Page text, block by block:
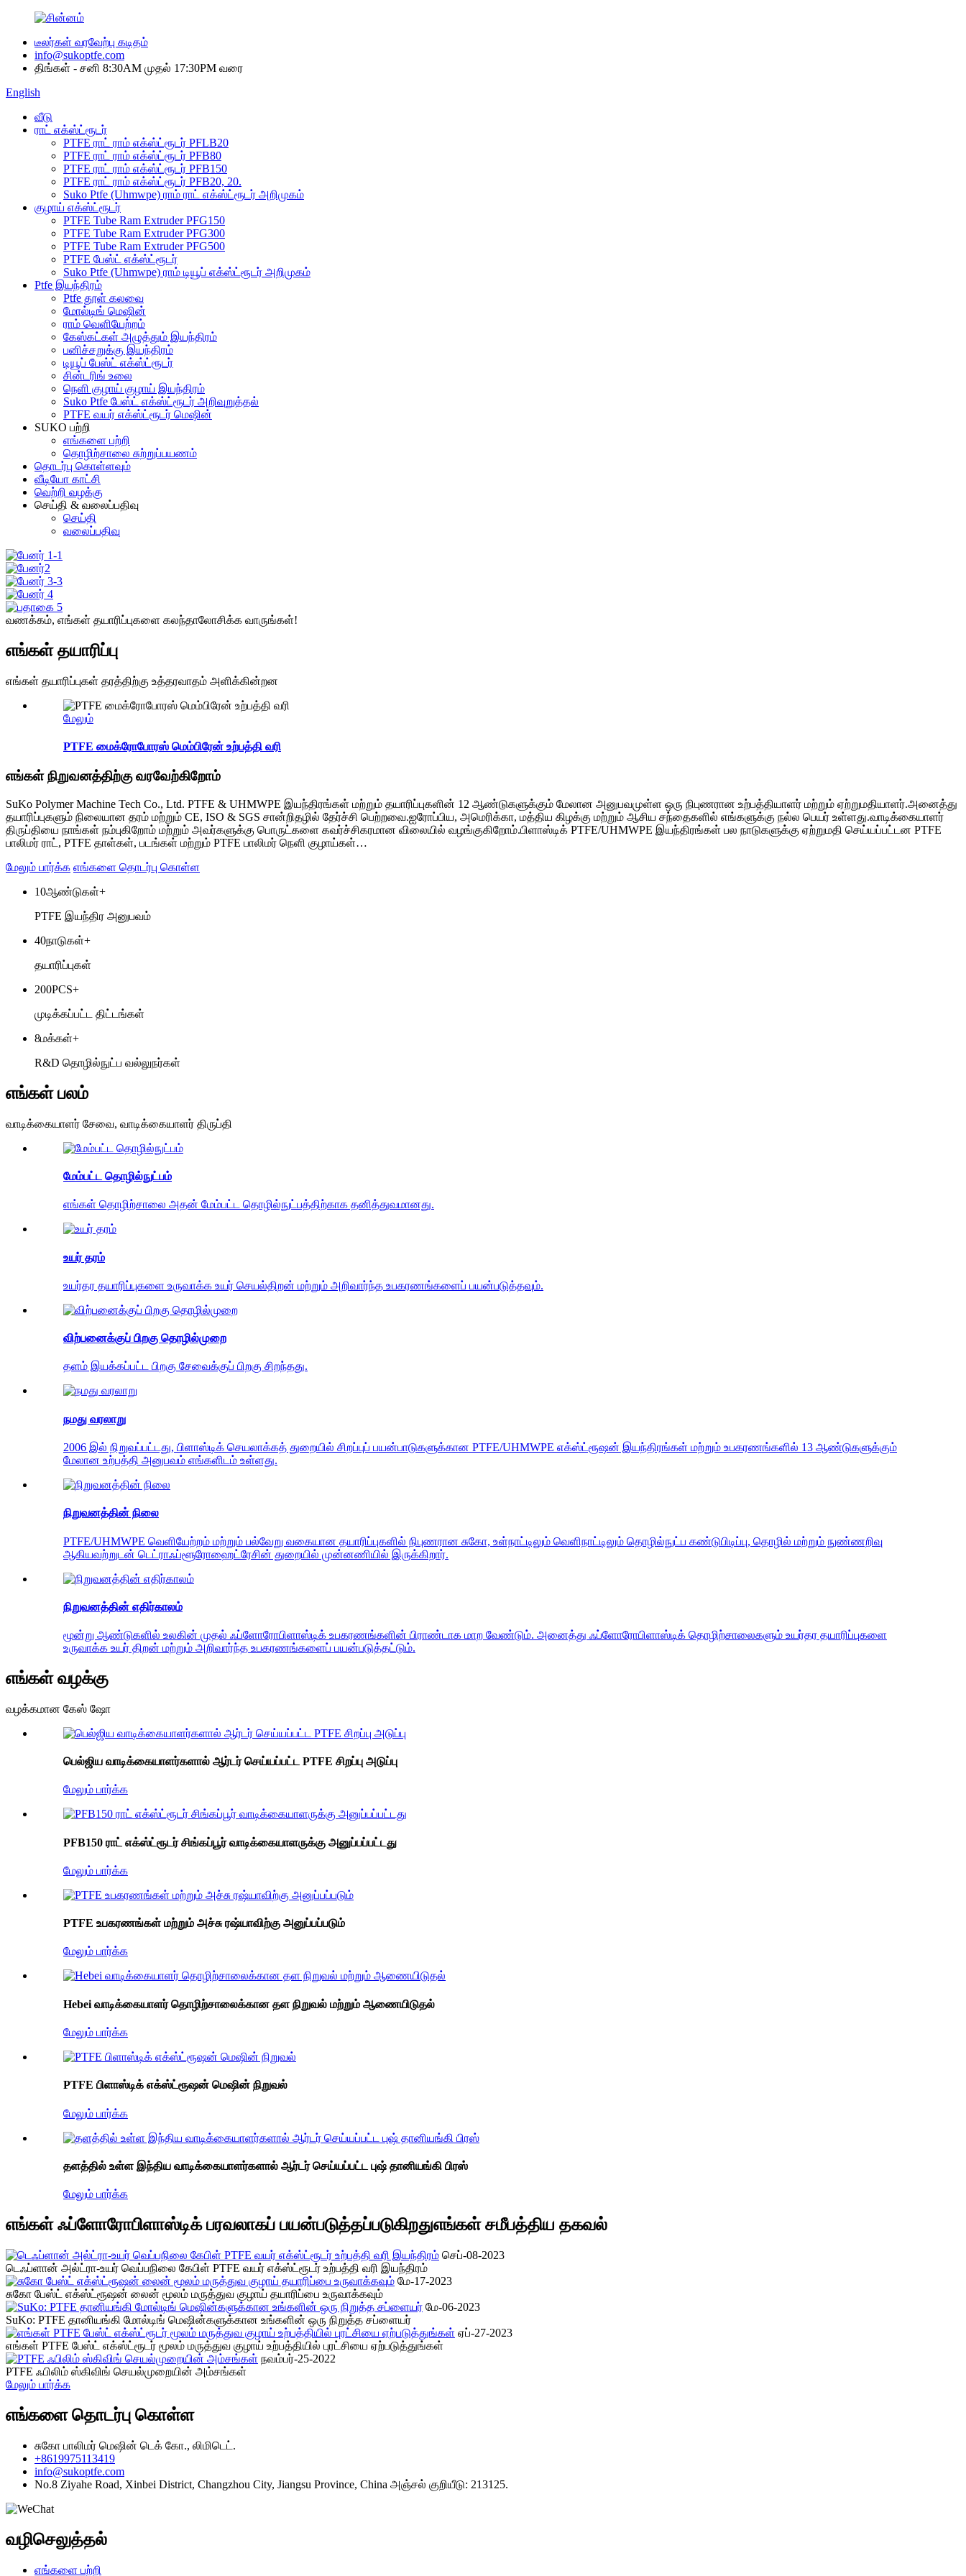
டீலர்கள் வரவேற்பு கடிதம்
info@sukoptfe.com
திங்கள் - சனி 8:30AM முதல் 17:30PM வரை
English
வீடு
ராட் எக்ஸ்ட்ரூடர்
PTFE ராட் ராம் எக்ஸ்ட்ரூடர் PFLB20
PTFE ராட் ராம் எக்ஸ்ட்ரூடர் PFB80
PTFE ராட் ராம் எக்ஸ்ட்ரூடர் PFB150
PTFE ராட் ராம் எக்ஸ்ட்ரூடர் PFB20, 20.
Suko Ptfe (Uhmwpe) ராம் ராட் எக்ஸ்ட்ரூடர் அறிமுகம்
குழாய் எக்ஸ்ட்ரூடர்
PTFE Tube Ram Extruder PFG150
PTFE Tube Ram Extruder PFG300
PTFE Tube Ram Extruder PFG500
PTFE பேஸ்ட் எக்ஸ்ட்ரூடர்
Suko Ptfe (Uhmwpe) ராம் டியூப் எக்ஸ்ட்ரூடர் அறிமுகம்
Ptfe இயந்திரம்
Ptfe தூள் கலவை
மோல்டிங் மெஷின்
ராம் வெளியேற்றம்
கேஸ்கட்கள் அழுத்தும் இயந்திரம்
பனிச்சறுக்கு இயந்திரம்
டியூப் பேஸ்ட் எக்ஸ்ட்ரூடர்
சின்டரிங் உலை
நெளி குழாய் குழாய் இயந்திரம்
Suko Ptfe பேஸ்ட் எக்ஸ்ட்ரூடர் அறிவுறுத்தல்
PTFE வயர் எக்ஸ்ட்ரூடர் மெஷின்
SUKO பற்றி
எங்களை பற்றி
தொழிற்சாலை சுற்றுப்பயணம்
தொடர்பு கொள்ளவும்
வீடியோ காட்சி
வெற்றி வழக்கு
செய்தி & வலைப்பதிவு
செய்தி
வலைப்பதிவு
வணக்கம், எங்கள் தயாரிப்புகளை கலந்தாலோசிக்க வாருங்கள்!
எங்கள் தயாரிப்பு
எங்கள் தயாரிப்புகள் தரத்திற்கு உத்தரவாதம் அளிக்கின்றன
மேலும்
PTFE மைக்ரோபோரஸ் மெம்பிரேன் உற்பத்தி வரி
எங்கள் நிறுவனத்திற்கு வரவேற்கிறோம்
SuKo Polymer Machine Tech Co., Ltd. PTFE & UHMWPE இயந்திரங்கள் மற்றும் தயாரிப்புகளின் 12 ஆண்டுகளுக்கும் மேலான அனுபவமுள்ள ஒரு நிபுணரான உற்பத்தியாளர் மற்றும் ஏற்றுமதியாளர்.அனைத்து
தயாரிப்புகளும் நிலையான தரம் மற்றும் CE, ISO & SGS சான்றிதழில் தேர்ச்சி பெற்றவை.ஐரோப்பிய, அமெரிக்கா, மத்திய கிழக்கு மற்றும் ஆசிய சந்தைகளில் எங்களுக்கு நல்ல பெயர் உள்ளது.வாடிக்கையாளர்
திருப்தியை நாங்கள் நம்புகிறோம் மற்றும் அவர்களுக்கு பொருட்களை கவர்ச்சிகரமான விலையில் வழங்குகிறோம்.பிளாஸ்டிக் PTFE/UHMWPE இயந்திரங்கள் பல நாடுகளுக்கு ஏற்றுமதி செய்யப்பட்டன PTFE
பாலிமர் ராட், PTFE தாள்கள், படங்கள் மற்றும் PTFE பாலிமர் நெளி குழாய்கள்…
மேலும் பார்க்க எங்களை தொடர்பு கொள்ள
10ஆண்டுகள்+
PTFE இயந்திர அனுபவம்
40நாடுகள்+
தயாரிப்புகள்
200PCS+
முடிக்கப்பட்ட திட்டங்கள்
8மக்கள்+
R&D தொழில்நுட்ப வல்லுநர்கள்
எங்கள் பலம்
வாடிக்கையாளர் சேவை, வாடிக்கையாளர் திருப்தி
மேம்பட்ட தொழில்நுட்பம்
எங்கள் தொழிற்சாலை அதன் மேம்பட்ட தொழில்நுட்பத்திற்காக தனித்துவமானது.
உயர் தரம்
உயர்தர தயாரிப்புகளை உருவாக்க உயர் செயல்திறன் மற்றும் அறிவார்ந்த உபகரணங்களைப் பயன்படுத்தவும்.
விற்பனைக்குப் பிறகு தொழில்முறை
தளம் இயக்கப்பட்ட பிறகு சேவைக்குப் பிறகு சிறந்தது.
நமது வரலாறு
2006 இல் நிறுவப்பட்டது, பிளாஸ்டிக் செயலாக்கத் துறையில் சிறப்புப் பயன்பாடுகளுக்கான PTFE/UHMWPE எக்ஸ்ட்ரூஷன் இயந்திரங்கள் மற்றும் உபகரணங்களில் 13 ஆண்டுகளுக்கும்
மேலான உற்பத்தி அனுபவம் எங்களிடம் உள்ளது.
நிறுவனத்தின் நிலை
PTFE/UHMWPE வெளியேற்றம் மற்றும் பல்வேறு வகையான தயாரிப்புகளில் நிபுணரான சுகோ, உள்நாட்டிலும் வெளிநாட்டிலும் தொழில்நுட்ப கண்டுபிடிப்பு, தொழில் மற்றும் நுண்ணறிவு
ஆகியவற்றுடன் டெட்ராஃப்ளூரோஹைட்ரேசின் துறையில் முன்னணியில் இருக்கிறார்.
நிறுவனத்தின் எதிர்காலம்
மூன்று ஆண்டுகளில் உலகின் முதல் ஃப்ளோரோபிளாஸ்டிக் உபகரணங்களின் பிராண்டாக மாற வேண்டும். அனைத்து ஃப்ளோரோபிளாஸ்டிக் தொழிற்சாலைகளும் உயர்தர தயாரிப்புகளை
உருவாக்க உயர் திறன் மற்றும் அறிவார்ந்த உபகரணங்களைப் பயன்படுத்தட்டும்.
எங்கள் வழக்கு
வழக்கமான கேஸ் ஷோ
பெல்ஜிய வாடிக்கையாளர்களால் ஆர்டர் செய்யப்பட்ட PTFE சிறப்பு அடுப்பு
மேலும் பார்க்க
PFB150 ராட் எக்ஸ்ட்ரூடர் சிங்கப்பூர் வாடிக்கையாளருக்கு அனுப்பப்பட்டது
மேலும் பார்க்க
PTFE உபகரணங்கள் மற்றும் அச்சு ரஷ்யாவிற்கு அனுப்பப்படும்
மேலும் பார்க்க
Hebei வாடிக்கையாளர் தொழிற்சாலைக்கான தள நிறுவல் மற்றும் ஆணையிடுதல்
மேலும் பார்க்க
PTFE பிளாஸ்டிக் எக்ஸ்ட்ரூஷன் மெஷின் நிறுவல்
மேலும் பார்க்க
தளத்தில் உள்ள இந்திய வாடிக்கையாளர்களால் ஆர்டர் செய்யப்பட்ட புஷ் தானியங்கி பிரஸ்
மேலும் பார்க்க
எங்கள் ஃப்ளோரோபிளாஸ்டிக் பரவலாகப் பயன்படுத்தப்படுகிறதுஎங்கள் சமீபத்திய தகவல்
செப்-08-2023
டெஃப்ளான் அல்ட்ரா-உயர் வெப்பநிலை கேபிள் PTFE வயர் எக்ஸ்ட்ரூடர் உற்பத்தி வரி இயந்திரம்
மே-17-2023
சுகோ பேஸ்ட் எக்ஸ்ட்ரூஷன் லைன் மூலம் மருத்துவ குழாய் தயாரிப்பை உருவாக்கவும்
மே-06-2023
SuKo: PTFE தானியங்கி மோல்டிங் மெஷின்களுக்கான உங்களின் ஒரு நிறுத்த சப்ளையர்
ஏப்-27-2023
எங்கள் PTFE பேஸ்ட் எக்ஸ்ட்ரூடர் மூலம் மருத்துவ குழாய் உற்பத்தியில் புரட்சியை ஏற்படுத்துங்கள்
நவம்பர்-25-2022
PTFE ஃபிலிம் ஸ்கிவிங் செயல்முறையின் அம்சங்கள்
மேலும் பார்க்க
எங்களை தொடர்பு கொள்ள
சுகோ பாலிமர் மெஷின் டெக் கோ., லிமிடெட்.
+8619975113419
info@sukoptfe.com
No.8 Ziyahe Road, Xinbei District, Changzhou City, Jiangsu Province, China அஞ்சல் குறியீடு: 213125.
வழிசெலுத்தல்
எங்களை பற்றி